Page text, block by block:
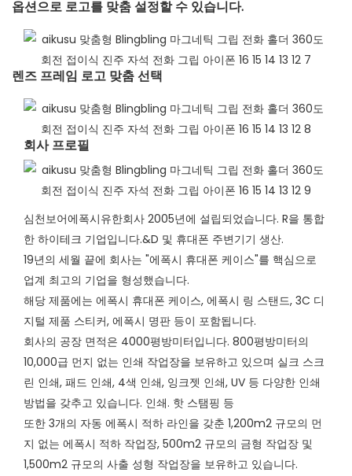
옵션으로 로고를 맞춤 설정할 수 있습니다.
렌즈 프레임 로고 맞춤 선택​
회사 프로필​
심천보어에폭시유한회사 2005년에 설립되었습니다. R을 통합
한 하이테크 기업입니다.&D 및 휴대폰 주변기기 생산.
19년의 세월 끝에 회사는 "에폭시 휴대폰 케이스"를 핵심으로
업계 최고의 기업을 형성했습니다.
해당 제품에는 에폭시 휴대폰 케이스, 에폭시 링 스탠드, 3C 디
지털 제품 스티커, 에폭시 명판 등이 포함됩니다.
회사의 공장 면적은 4000평방미터입니다. 800평방미터의
10,000급 먼지 없는 인쇄 작업장을 보유하고 있으며 실크 스크
린 인쇄, 패드 인쇄, 4색 인쇄, 잉크젯 인쇄, UV 등 다양한 인쇄
방법을 갖추고 있습니다. 인쇄. 핫 스탬핑 등
또한 3개의 자동 에폭시 적하 라인을 갖춘 1,200m2 규모의 먼
지 없는 에폭시 적하 작업장, 500m2 규모의 금형 작업장 및
1,500m2 규모의 사출 성형 작업장을 보유하고 있습니다.